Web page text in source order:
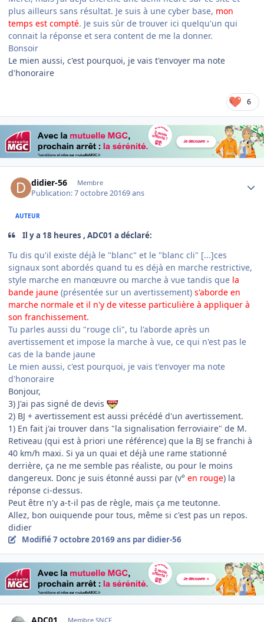
plus ailleurs sans résultat. Je suis à une cyber base, mon
temps est compté. Je suis sùr de trouver ici quelqu'un qui
connait la réponse et sera content de me la donner.
Bonsoir
Le mien aussi, c'est pourquoi, je vais t'envoyer ma note
d'honoraire
6
didier-56 Membre
Publication:7 octobre 20169 ans
AUTEUR
Il y a 18 heures , ADC01 a déclaré:
Tu dis qu'il existe déjà le "blanc" et le "blanc cli" [...]ces
signaux sont abordés quand tu es déjà en marche restrictive,
style marche en manœuvre ou marche à vue tandis que la
bande jaune (présentée sur un avertissement) s'aborde en
marche normale et il n'y de vitesse particulière à appliquer à
son franchissement.
Tu parles aussi du "rouge cli", tu l'aborde après un
avertissement et impose la marche à vue, ce qui n'est pas le
cas de la bande jaune
Le mien aussi, c'est pourquoi, je vais t'envoyer ma note
d'honoraire
Bonjour,
3) J'ai pas signé de devis
2) BJ + avertissement est aussi précédé d'un avertissement.
1) En fait j'ai trouver dans "la signalisation ferroviaire" de M.
Retiveau (qui est à priori une référence) que la BJ se franchi à
40 km/h maxi. Si ya un quai et déjà une rame stationné
derrière, ça ne me semble pas réaliste, ou pour le moins
dangereux. Donc je suis étonné aussi par (v° en rouge) la
réponse ci-dessus.
Peut être n'y a-t-il pas de règle, mais ça me teutonne.
Allez, bon ouiquende pour tous, même si c'est pas un repos.
didier
Modifié7 octobre 20169 ans par didier-56
Membre SNCF